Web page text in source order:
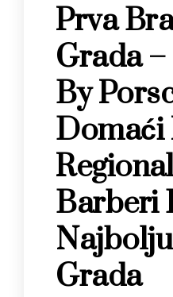
Prva
Grada
By
Domaći
Barberi
Grada